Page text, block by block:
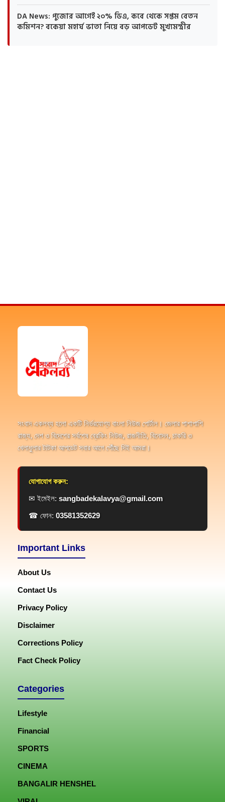
DA News: পুজোর আগেই ২০% ডিএ, কবে থেকে সপ্তম বেতন
কমিশন? বকেয়া মহার্ঘ ভাতা নিয়ে বড় আপডেট মুখ্যমন্ত্রীর
সংবাদ একলব্য হলো একটি নির্ভরযোগ্য বাংলা নিউজ পোর্টাল। জেলার পাশাপাশি
রাজ্য, দেশ ও বিদেশের সর্বশেষ ব্রেকিং নিউজ, রাজনীতি, বিনোদন, চাকরি ও
খেলাধুলার টাটকা আপডেট সবার আগে পৌঁছে দিই আমরা।
যোগাযোগ করুন:
✉ ইমেইল: sangbadekalavya@gmail.com
☎ ফোন: 03581352629
Important Links
About Us
Contact Us
Privacy Policy
Disclaimer
Corrections Policy
Fact Check Policy
Categories
Lifestyle
Financial
SPORTS
CINEMA
BANGALIR HENSHEL